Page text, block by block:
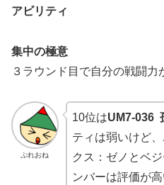
アビリティ
集中の極意
３ラウンド目で自分の戦闘力
ぷれおね
10位はUM7-036
ティは弱いけど
クス：ゼノとベ
ンバーは評価が高